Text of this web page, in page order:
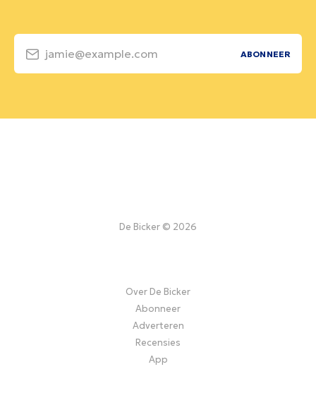
jamie@example.com ABONNEER
De Bicker © 2026
Over De Bicker
Abonneer
Adverteren
Recensies
App